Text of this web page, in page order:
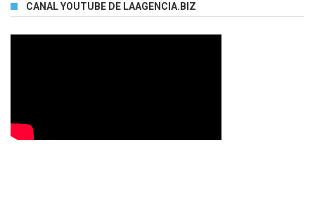
CANAL YOUTUBE DE LAAGENCIA.BIZ